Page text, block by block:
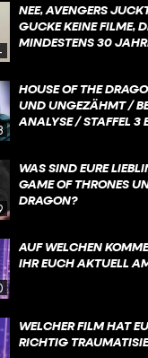
NEE, AVENGERS
GUCKE KEINE FILME,
MINDESTENS 30
HOUSE OF THE
UND UNGEZÄHMT /
ANALYSE / STAFFEL 3
WAS SIND EURE
GAME OF THRONES
DRAGON?
AUF WELCHEN
IHR EUCH AKTUELL
WELCHER FILM HAT
RICHTIG